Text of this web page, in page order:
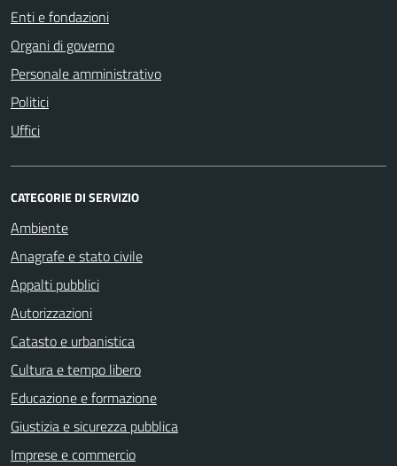
Enti e fondazioni
Organi di governo
Personale amministrativo
Politici
Uffici
CATEGORIE DI SERVIZIO
Ambiente
Anagrafe e stato civile
Appalti pubblici
Autorizzazioni
Catasto e urbanistica
Cultura e tempo libero
Educazione e formazione
Giustizia e sicurezza pubblica
Imprese e commercio